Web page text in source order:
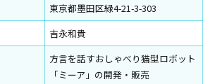
東京都墨田区緑4-21-3-303
吉永和貴
方言を話すおしゃべり猫型ロボット
「ミーア」の開発・販売